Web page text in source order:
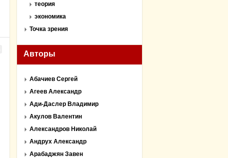
теория
экономика
Точка зрения
Авторы
Абачиев Сергей
Агеев Александр
Ади-Даслер Владимир
Акулов Валентин
Александров Николай
Андрух Александр
Арабаджян Завен